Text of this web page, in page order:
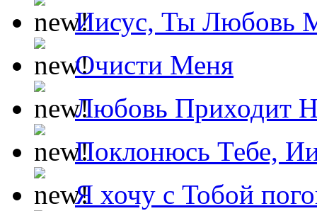
Иисус, Ты Любовь
Очисти Меня
Любовь Приходит
Поклонюсь Тебе,
Я хочу с Тобой